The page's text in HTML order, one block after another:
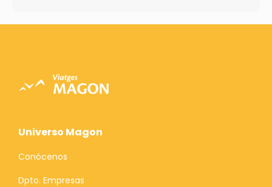
Universo Magon
Conócenos
Dpto. Empresas